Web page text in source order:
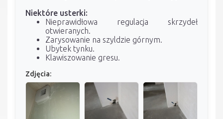
Niektóre usterki:
Nieprawidłowa regulacja skrzydeł
otwieranych.
Zarysowanie na szyldzie górnym.
Ubytek tynku.
Klawiszowanie gresu.
Zdjęcia: